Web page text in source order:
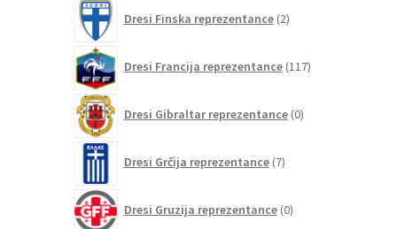
Dresi Finska reprezentance 2izdelka
Dresi Francija reprezentance 117izdelkov
Dresi Gibraltar reprezentance 0izdelkov
Dresi Grčija reprezentance 7izdelkov
Dresi Gruzija reprezentance 0izdelkov